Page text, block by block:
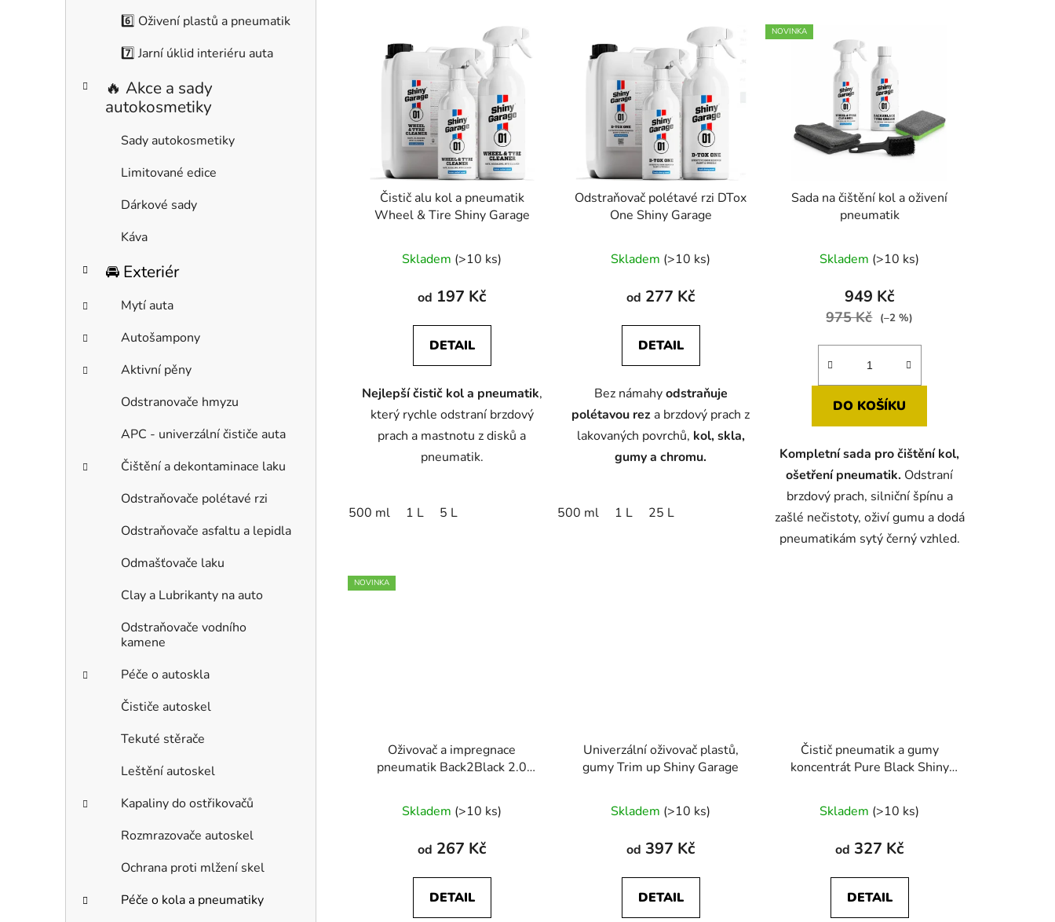
6️⃣ Oživení plastů a pneumatik
7️⃣ Jarní úklid interiéru auta
🔥 Akce a sady
autokosmetiky
Sady autokosmetiky
Limitované edice
Dárkové sady
Káva
🚘 Exteriér
Mytí auta
Autošampony
Aktivní pěny
Odstranovače hmyzu
APC - univerzální čističe auta
Čištění a dekontaminace laku
Odstraňovače polétavé rzi
Odstraňovače asfaltu a lepidla
Odmašťovače laku
Clay a Lubrikanty na auto
Odstraňovače vodního
kamene
Péče o autoskla
Čističe autoskel
Tekuté stěrače
Leštění autoskel
Kapaliny do ostřikovačů
Rozmrazovače autoskel
Ochrana proti mlžení skel
Péče o kola a pneumatiky
e
n
Čistič alu kol a pneumatik
Wheel & Tire Shiny Garage
hodnocení
produktu
5,0
z
hvězdiček.
Skladem (>10 ks)
od 197 Kč
DETAIL
Nejlepší čistič kol a pneumatik,
který rychle odstraní brzdový
prach a mastnotu z disků a
pneumatik.
500 ml 1 L 5 L
Odstraňovač polétavé rzi DTox
One Shiny Garage
Skladem (>10 ks)
od 277 Kč
DETAIL
Bez námahyodstraňuje
polétavou rez a brzdový prach z
lakovaných povrchů, kol, skla,
gumy a chromu.
500 ml 1 L 25 L
NOVINKA
Sada na čištění kol a oživení
pneumatik
Skladem (>10 ks)
949 Kč
975 Kč (–2 %)
DO KOŠÍKU
Kompletní sada pro čištění kol,
ošetření pneumatik. Odstraní
brzdový prach, silniční špínu a
zašlé nečistoty, oživí gumu a dodá
pneumatikám sytý černý vzhled.
NOVINKA
Oživovač a impregnace
pneumatik Back2Black 2.0
Skladem (>10 ks)
od 267 Kč
DETAIL
Univerzální oživovač plastů,
gumy Trim up Shiny Garage
hodnocení
produktu
5,0
z
Skladem (>10 ks)
od 397 Kč
DETAIL
Čistič pneumatik a gumy
koncentrát Pure Black Shiny
Skladem (>10 ks)
od 327 Kč
DETAIL